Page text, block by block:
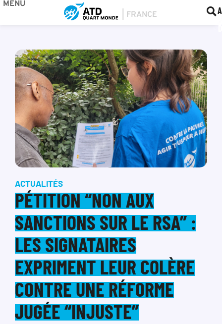
MENU
ACTUALITÉS
PÉTITION “NON AUX
SANCTIONS SUR LE RSA” :
LES SIGNATAIRES
EXPRIMENT LEUR COLÈRE
CONTRE UNE RÉFORME
JUGÉE “INJUSTE”